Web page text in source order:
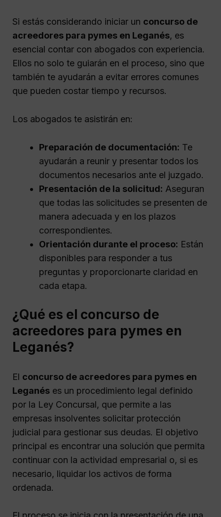
Si estás considerando iniciar un concurso de
acreedores para pymes en Leganés, es
esencial contar con abogados con experiencia.
Ellos no solo te guiarán en el proceso, sino que
también te ayudarán a evitar errores comunes
que pueden costar tiempo y recursos.
Los abogados te asistirán en:
Preparación de documentación: Te
ayudarán a reunir y presentar todos los
documentos necesarios ante el juzgado.
Presentación de la solicitud: Aseguran
que todas las solicitudes se presenten de
manera adecuada y en los plazos
correspondientes.
Orientación durante el proceso: Están
disponibles para responder a tus
preguntas y proporcionarte claridad en
cada etapa.
¿Qué es el concurso de
acreedores para pymes en
Leganés?
El concurso de acreedores para pymes en
Leganés es un procedimiento legal definido
por la Ley Concursal, que permite a las
empresas insolventes solicitar protección
judicial para gestionar sus deudas. El objetivo
principal es encontrar una solución que permita
continuar con la actividad empresarial o, si es
necesario, liquidar los activos de forma
ordenada.